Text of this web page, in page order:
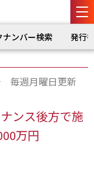
ナンバー検索 発行
毎週月曜日更新
ンス後方で施
万円